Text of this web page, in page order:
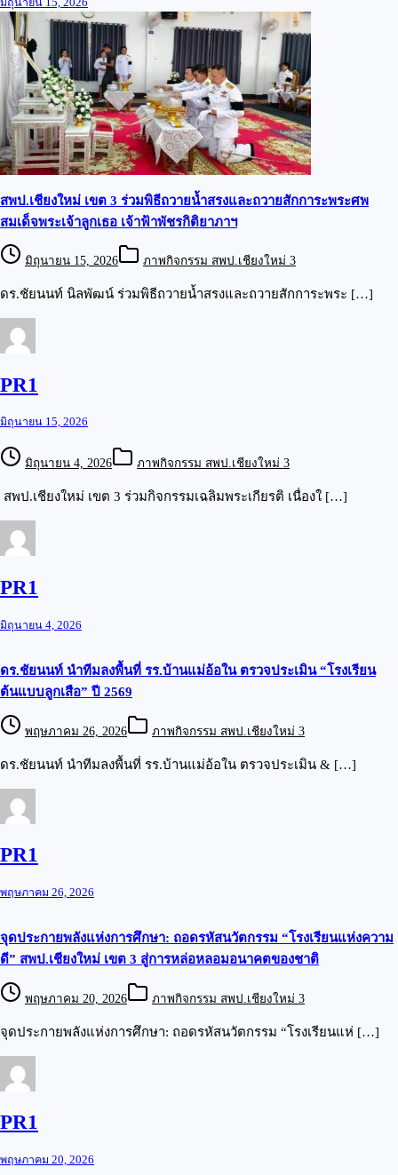
มิถุนายน 15, 2026
สพป.เชียงใหม่ เขต 3 ร่วมพิธีถวายน้ำสรงและถวายสักการะพระศพ
สมเด็จพระเจ้าลูกเธอ เจ้าฟ้าพัชรกิติยาภาฯ
มิถุนายน 15, 2026 ภาพกิจกรรม สพป.เชียงใหม่ 3
ดร.ชัยนนท์ นิลพัฒน์ ร่วมพิธีถวายน้ำสรงและถวายสักการะพระ […]
PR1
มิถุนายน 15, 2026
มิถุนายน 4, 2026 ภาพกิจกรรม สพป.เชียงใหม่ 3
สพป.เชียงใหม่ เขต 3 ร่วมกิจกรรมเฉลิมพระเกียรติ เนื่องใ […]
PR1
มิถุนายน 4, 2026
ดร.ชัยนนท์ นำทีมลงพื้นที่ รร.บ้านแม่อ้อใน ตรวจประเมิน “โรงเรียน
ต้นแบบลูกเสือ” ปี 2569
พฤษภาคม 26, 2026 ภาพกิจกรรม สพป.เชียงใหม่ 3
ดร.ชัยนนท์ นำทีมลงพื้นที่ รร.บ้านแม่อ้อใน ตรวจประเมิน & […]
PR1
พฤษภาคม 26, 2026
จุดประกายพลังแห่งการศึกษา: ถอดรหัสนวัตกรรม “โรงเรียนแห่งความ
ดี” สพป.เชียงใหม่ เขต 3 สู่การหล่อหลอมอนาคตของชาติ
พฤษภาคม 20, 2026 ภาพกิจกรรม สพป.เชียงใหม่ 3
จุดประกายพลังแห่งการศึกษา: ถอดรหัสนวัตกรรม “โรงเรียนแห่ […]
PR1
พฤษภาคม 20, 2026